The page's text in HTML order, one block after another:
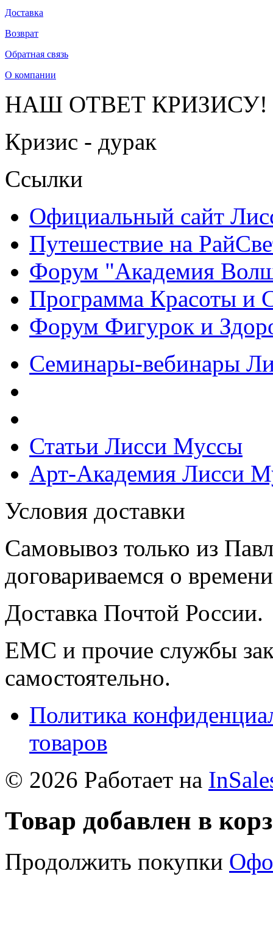
Доставка
Возврат
Обратная связь
О компании
НАШ ОТВЕТ КРИЗИСУ!
Кризис - дурак
Ссылки
Официальный сайт
Путешествие на
Форум "Академия
Программа Красоты и
Форум Фигурок и
Семинары-вебинары
Статьи Лисси Муссы
Арт-Академия Лисси
Условия доставки
Самовывоз только из
договариваемся о
Доставка Почтой России.
ЕМС и прочие службы
самостоятельно.
Политика
товаров
© 2026 Работает на
Товар добавлен в
Продолжить покупки